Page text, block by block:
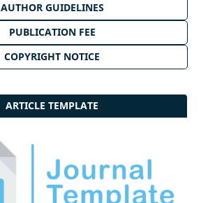
AUTHOR GUIDELINES
PUBLICATION FEE
COPYRIGHT NOTICE
ARTICLE TEMPLATE